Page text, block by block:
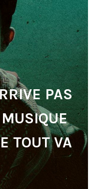
PAS
TOUT VA